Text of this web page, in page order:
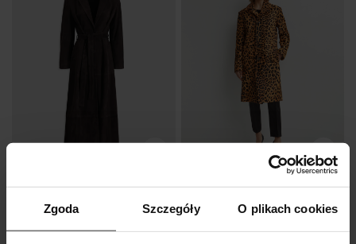
Zgoda Szczegóły O plikach cookies
NOUR HAMMOUR
Zamszowy brązowy trencz Vesper
6 999zł
ALBERTA FERRETTI
Skórzany płaszcz w panterkę
6 474zł